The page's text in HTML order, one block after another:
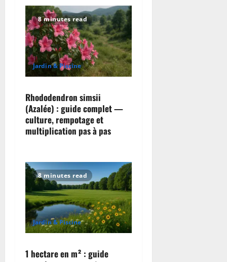
8 minutes read
Jardin & Piscine
Rhododendron simsii
(Azalée) : guide complet —
culture, rempotage et
multiplication pas à pas
8 minutes read
Jardin & Piscine
1 hectare en m² : guide